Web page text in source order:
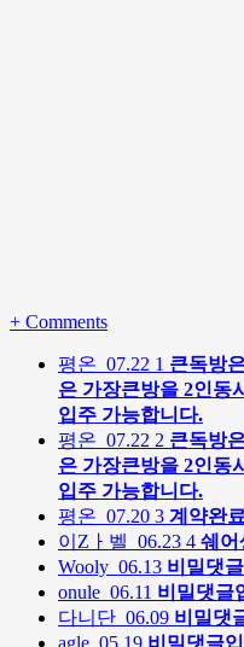
+ Comments
평온 07.22 1 큰독방
은 가장큰방을 2인동
입주 가능합니다.
평온 07.22 2 큰독방
은 가장큰방을 2인동
입주 가능합니다.
평온 07.20 3 계약완
이Zㅏ벨 06.23 4 쉐어
Wooly 06.13 비밀댓
onule 06.11 비밀댓글
다니단 06.09 비밀댓